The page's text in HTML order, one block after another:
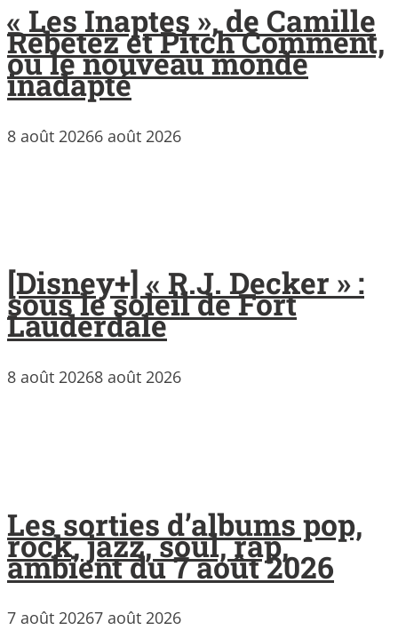
« Les Inaptes », de Camille
Rebetez et Pitch Comment,
ou le nouveau monde
inadapté
8 août 20266 août 2026
[Disney+] « R.J. Decker » :
sous le soleil de Fort
Lauderdale
8 août 20268 août 2026
Les sorties d’albums pop,
rock, jazz, soul, rap,
ambient du 7 août 2026
7 août 20267 août 2026